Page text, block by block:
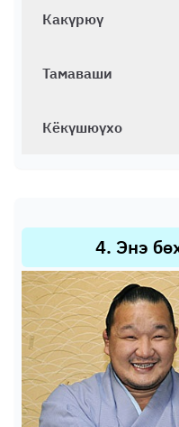
Какүрюү
Тамаваши
Кёкүшюүхо
4. Энэ